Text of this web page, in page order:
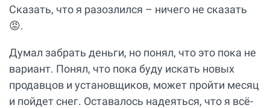
Сказать, что я разозлился – ничего не сказать
😡.
Думал забрать деньги, но понял, что это пока не
вариант. Понял, что пока буду искать новых
продавцов и установщиков, может пройти месяц
и пойдет снег. Оставалось надеяться, что я всё-